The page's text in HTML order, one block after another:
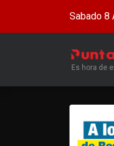
Sabado 8
Es hora de